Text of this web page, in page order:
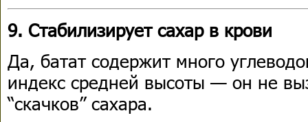
9. Стабилизирует сахар в крови
Да, батат содержит много
индекс средней высоты — он не
“скачков” сахара.